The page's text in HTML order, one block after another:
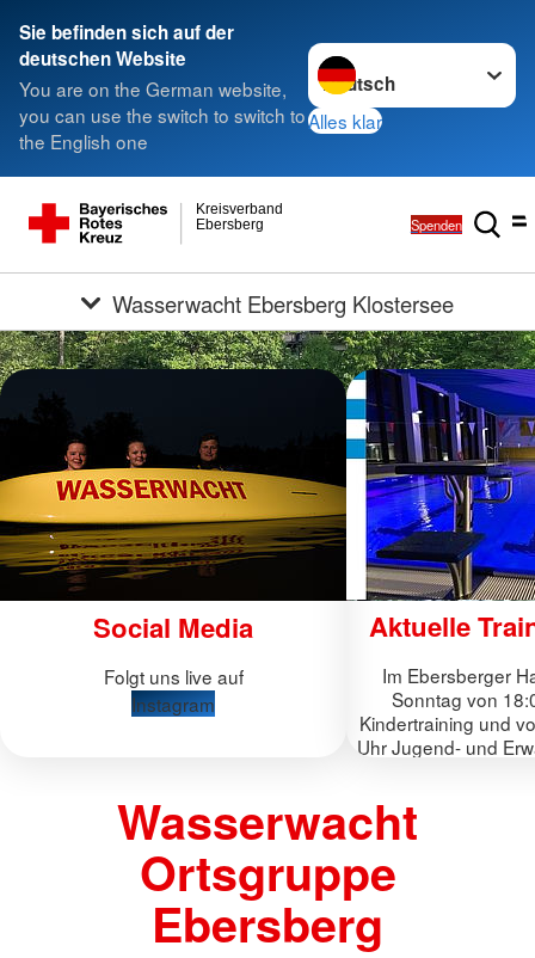
Sie befinden sich auf der
deutschen Website
You are on the German website,
you can use the switch to switch to
the English one
Sprache wechseln zu
Alles klar
Ebersberg
Kreisverband
Spenden
Wasserwacht Ebersberg Klostersee
Social Media
Folgt uns live auf
Instagram
Aktuelle
Im Ebersberger
Sonntag von
Kindertraining und
Uhr Jugend- und
Wasserwacht
Ortsgruppe
Ebersberg